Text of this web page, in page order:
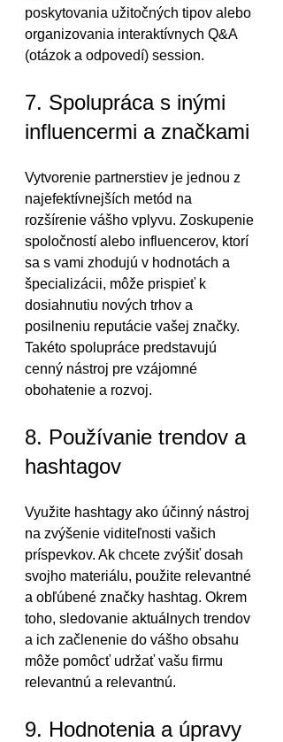
poskytovania užitočných tipov alebo
organizovania interaktívnych Q&A
(otázok a odpovedí) session.
7. Spolupráca s inými
influencermi a značkami
Vytvorenie partnerstiev je jednou z
najefektívnejších metód na
rozšírenie vášho vplyvu. Zoskupenie
spoločností alebo influencerov, ktorí
sa s vami zhodujú v hodnotách a
špecializácii, môže prispieť k
dosiahnutiu nových trhov a
posilneniu reputácie vašej značky.
Takéto spolupráce predstavujú
cenný nástroj pre vzájomné
obohatenie a rozvoj.
8. Používanie trendov a
hashtagov
Využite hashtagy ako účinný nástroj
na zvýšenie viditeľnosti vašich
príspevkov. Ak chcete zvýšiť dosah
svojho materiálu, použite relevantné
a obľúbené značky hashtag. Okrem
toho, sledovanie aktuálnych trendov
a ich začlenenie do vášho obsahu
môže pomôcť udržať vašu firmu
relevantnú a relevantnú.
9. Hodnotenia a úpravy